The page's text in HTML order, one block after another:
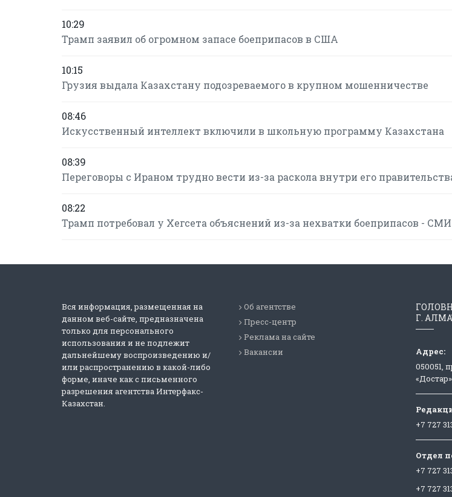
10:29
Трамп заявил об огромном запасе боеприпасов в США
10:15
Грузия выдала Казахстану подозреваемого в крупном мошенничестве
08:46
Искусственный интеллект включили в школьную программу Казахстана
08:39
Переговоры с Ираном трудно вести из-за раскола внутри его
08:22
Трамп потребовал у Хегсета объяснений из-за нехватки боеприпасов - СМИ
Вся информация, размещенная на
данном веб-сайте, предназначена
только для персонального
использования и не подлежит
дальнейшему воспроизведению и/
или распространению в какой-либо
форме, иначе как с письменного
разрешения агентства Интерфакс-
Казахстан.
Об агентстве
Пресс-центр
Реклама на сайте
Вакансии
Г.
Адрес:
050051,
+7 727
Отдел
+7 727
+7 727